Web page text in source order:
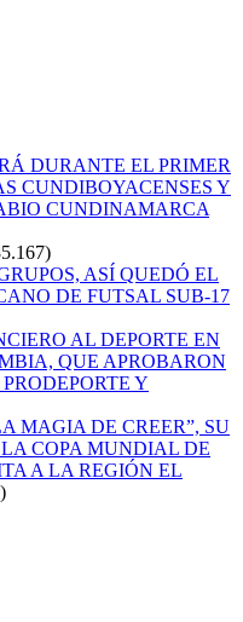
DURANTE EL PRIMER
CUNDIBOYACENSES Y
CUNDINAMARCA
ASÍ QUEDÓ EL
DE FUTSAL SUB-17
AL DEPORTE EN
QUE APROBARON
Y
MAGIA DE CREER”, SU
COPA MUNDIAL DE
A LA REGIÓN EL